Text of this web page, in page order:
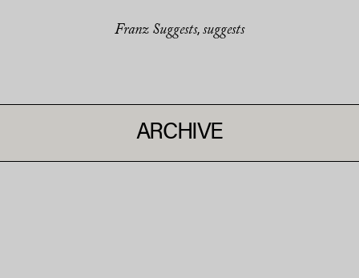
Franz Suggests, suggests
ARCHIVE